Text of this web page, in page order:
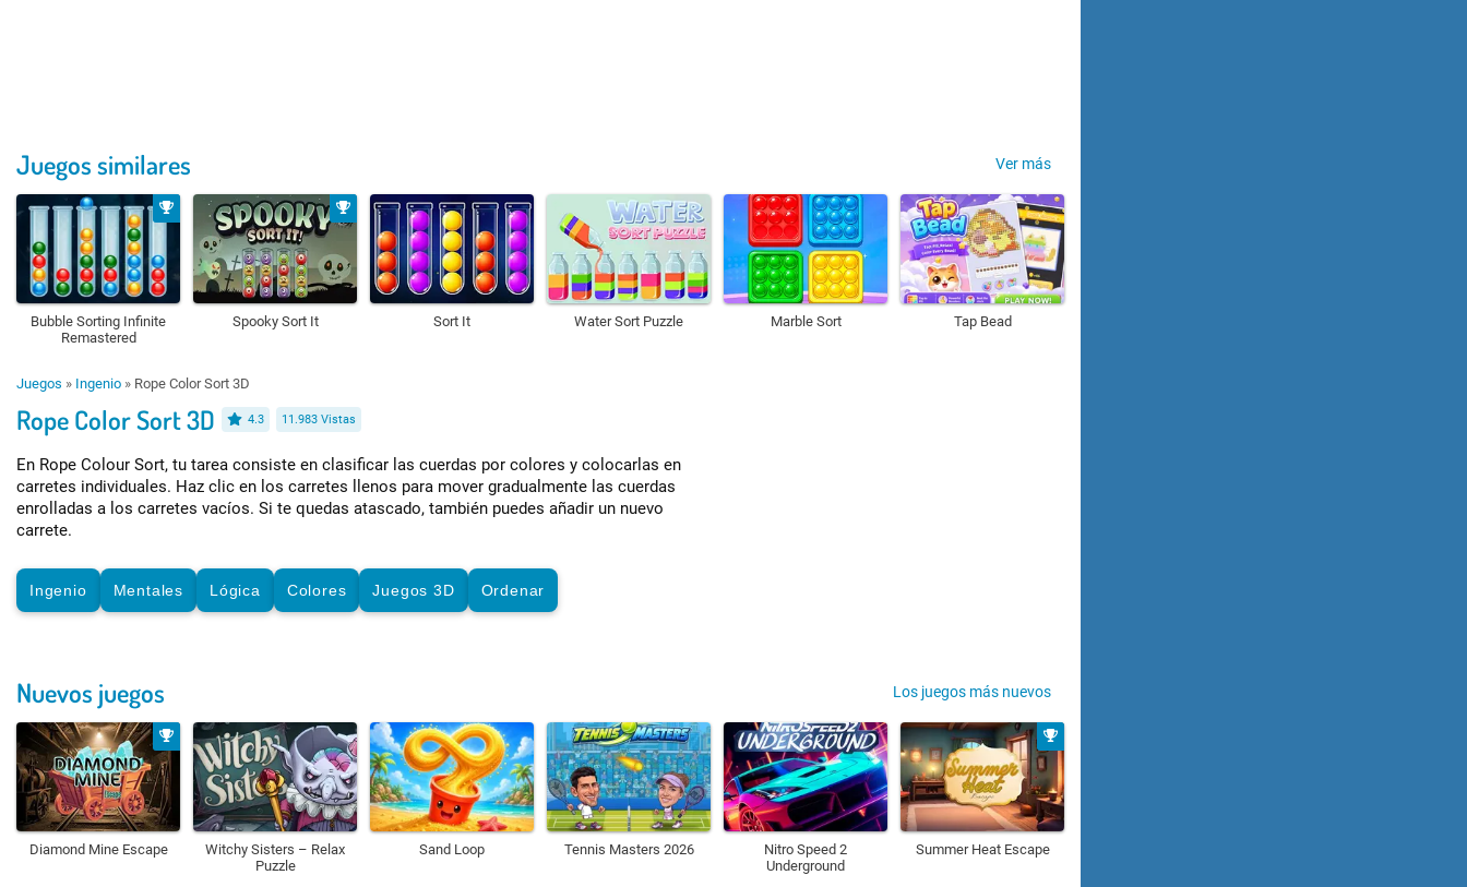
Juegos similares Ver más
Bubble Sorting Infinite
Remastered
Spooky Sort It Sort It Water Sort Puzzle Marble Sort Tap Bead
Juegos » Ingenio » Rope Color Sort 3D
Rope Color Sort 3D 4.3 11.983 Vistas
En Rope Colour Sort, tu tarea consiste en clasificar las cuerdas por colores y colocarlas en
carretes individuales. Haz clic en los carretes llenos para mover gradualmente las cuerdas
enrolladas a los carretes vacíos. Si te quedas atascado, también puedes añadir un nuevo
carrete.
Ingenio Mentales Lógica Colores Juegos 3D Ordenar
Nuevos juegos Los juegos más nuevos
Diamond Mine Escape
Witchy Sisters – Relax
Puzzle
Sand Loop Tennis Masters 2026
Nitro Speed 2
Underground
Summer Heat Escape